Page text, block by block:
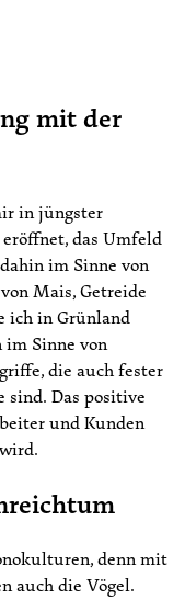
mit der
in jüngster
das Umfeld
im Sinne von
Mais, Getreide
ich in Grünland
Sinne von
die auch fester
Das positive
und Kunden
denn mit
auch die Vögel.